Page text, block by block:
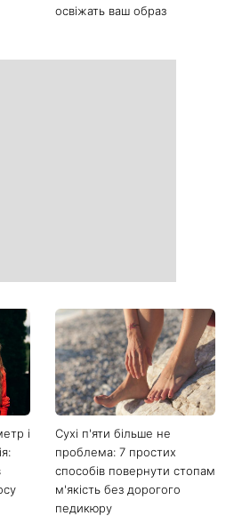
освіжать ваш образ
і
Сухі п'яти більше не
проблема: 7 простих
способів повернути стопам
м'якість без дорогого
педикюру